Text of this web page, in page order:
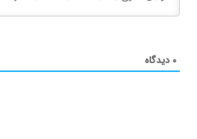
۰ دیدگاه